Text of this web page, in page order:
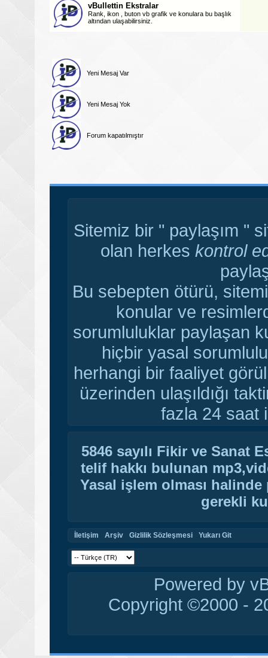
vBullettin Ekstralar
Rank, ikon , buton vb grafik ve konulara bu başlık
altından ulaşabilirsiniz.
Yeni Mesaj Var
Yeni Mesaj Yok
Forum kapatılmıştır
Sitemiz bir " paylaşım "
olan herkes kontrol
Bu sebepten ötürü,
konular ve
sorumluluklar paylaşan
hiçbir yasal
herhangi bir faaliyet
üzerinden ulaşıldığı
fazla 24 saat
5846 sayılı Fikir ve Sanat
telif hakkı bulunan
Yasal işlem olması
gerekli
İletişim Arşiv Gizlilik Sözleşmesi Yukarı Git
Powered by
Copyright ©2000 -